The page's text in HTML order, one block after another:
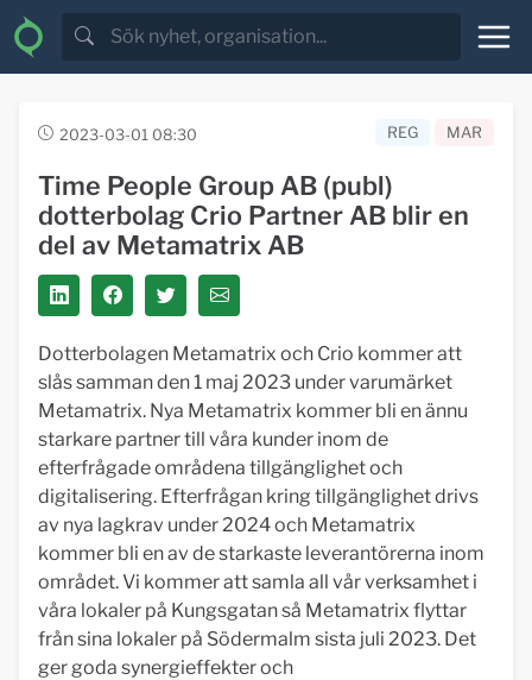
2023-03-01 08:30 REG MAR
Time People Group AB (publ)
dotterbolag Crio Partner AB blir en
del av Metamatrix AB
Dotterbolagen Metamatrix och Crio kommer att
slås samman den 1 maj 2023 under varumärket
Metamatrix. Nya Metamatrix kommer bli en ännu
starkare partner till våra kunder inom de
efterfrågade områdena tillgänglighet och
digitalisering. Efterfrågan kring tillgänglighet drivs
av nya lagkrav under 2024 och Metamatrix
kommer bli en av de starkaste leverantörerna inom
området. Vi kommer att samla all vår verksamhet i
våra lokaler på Kungsgatan så Metamatrix flyttar
från sina lokaler på Södermalm sista juli 2023. Det
ger goda synergieffekter och